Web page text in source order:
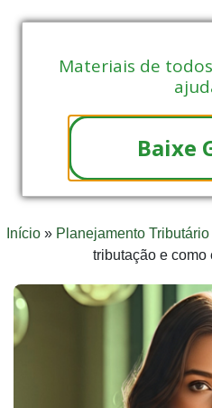
Materiais de
Baixe
Início » Planejamento Tributário
tributação e como